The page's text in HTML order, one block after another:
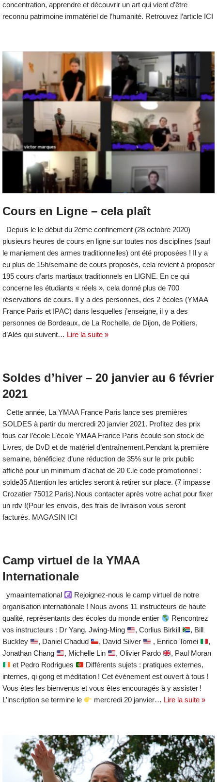
concentration, apprendre et découvrir un art qui vient d’être
reconnu patrimoine immatériel de l’humanité. Retrouvez l’article ICI
Cours en Ligne – cela plaît
Depuis le le début du 2ème confinement (28 octobre 2020)
plusieurs heures de cours en ligne sur toutes nos disciplines (sauf
le maniement des armes traditionnelles) ont été proposées ! Il y a
eu plus de 15h/semaine de cours proposés, cela revient à proposer
195 cours d’arts martiaux traditionnels en LIGNE. En ce qui
concerne les étudiants « réels », cela donné plus de 700
réservations de cours. Il y a des personnes, des 2 écoles (YMAA
France Paris et IPAC) dans lesquelles j’enseigne, il y a des
personnes de Bordeaux, de La Rochelle, de Dijon, de Poitiers,
d’Alès qui suivent… Lire la suite »
Soldes d’hiver – 20 janvier au 6 février
2021
Cette année, La YMAA France Paris lance ses premières
SOLDES à partir du mercredi 20 janvier 2021. Profitez des prix
fous car l’école L’école YMAA France Paris écoule son stock de
Livres, de DvD et de matériel d’entraînement.Pendant la première
semaine, bénéficiez d’une réduction de 35% sur le prix public
affiché pour un minimum d’achat de 20 €.le code promotionnel :
solde35 Attention les articles seront à retirer sur place. (7 impasse
Crozatier 75012 Paris).Nous contacter après votre achat pour fixer
un rdv !(Pour les envois, des frais de livraison vous seront
facturés. MAGASIN ICI
Camp virtuel de la YMAA
Internationale
ymaainternational
Rejoignez-nous le camp virtuel de notre
organisation internationale ! Nous avons 11 instructeurs de haute
qualité, représentants des écoles du monde entier
Rencontrez
vos instructeurs : Dr Yang, Jwing-Ming
, Corlius Birkill
, Bill
Buckley
, Daniel Chadud , David Silver , Enrico Tomei
,
Jonathan Chang
, Michelle Lin , Olivier Pardo
, Paul Moran
et Pedro Rodrigues
Différents sujets : pratiques externes,
internes, qi gong et méditation ! Cet événement est ouvert à tous !
Vous êtes les bienvenus et vous êtes encouragés à y assister !
L’inscription se termine le
mercredi 20 janvier… Lire la suite »